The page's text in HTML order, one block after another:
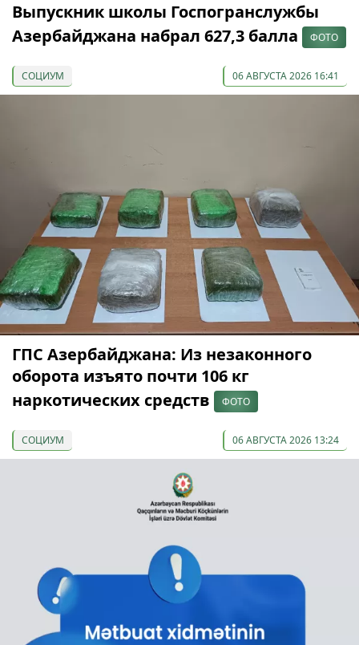
Выпускник школы Госпогранслужбы
Азербайджана набрал 627,3 балла
ФОТО
СОЦИУМ 06 АВГУСТА 2026 16:41
ГПС Азербайджана: Из незаконного
оборота изъято почти 106 кг
наркотических средств
ФОТО
СОЦИУМ 06 АВГУСТА 2026 13:24